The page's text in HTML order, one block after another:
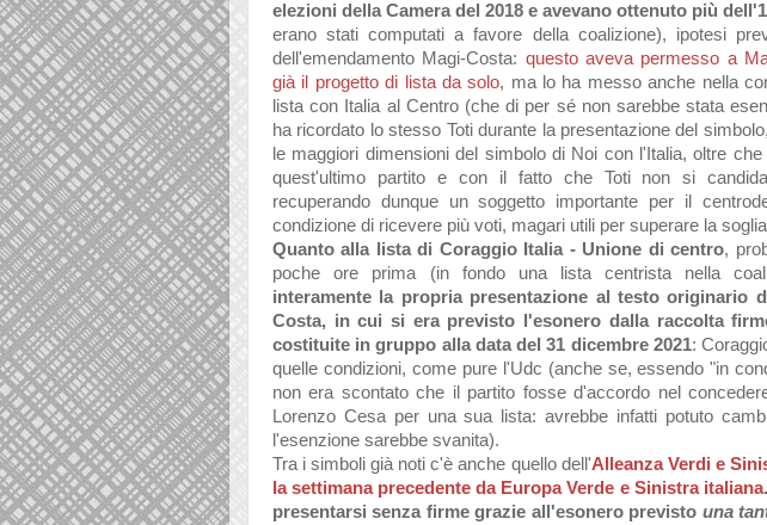
elezioni della Camera del 2018 e avevano ottenuto più
erano stati computati a favore della coalizione), ipotesi
dell'emendamento Magi-Costa: questo aveva permesso a
già il progetto di lista da solo, ma lo ha messo anche nella
lista con Italia al Centro (che di per sé non sarebbe stata
ha ricordato lo stesso Toti durante la presentazione del
le maggiori dimensioni del simbolo di Noi con l'Italia, oltre
quest'ultimo partito e con il fatto che Toti non si
recuperando dunque un soggetto importante per il
condizione di ricevere più voti, magari utili per superare la
Quanto alla lista di Coraggio Italia - Unione di centro,
poche ore prima (in fondo una lista centrista nella
interamente la propria presentazione al testo originario
Costa, in cui si era previsto l'esonero dalla raccolta
costituite in gruppo alla data del 31 dicembre 2021:
quelle condizioni, come pure l'Udc (anche se, essendo "in
non era scontato che il partito fosse d'accordo nel
Lorenzo Cesa per una sua lista: avrebbe infatti potuto
l'esenzione sarebbe svanita).
Tra i simboli già noti c'è anche quello dell'Alleanza Verdi e
la settimana precedente da Europa Verde e Sinistra italiana
presentarsi senza firme grazie all'esonero previsto una